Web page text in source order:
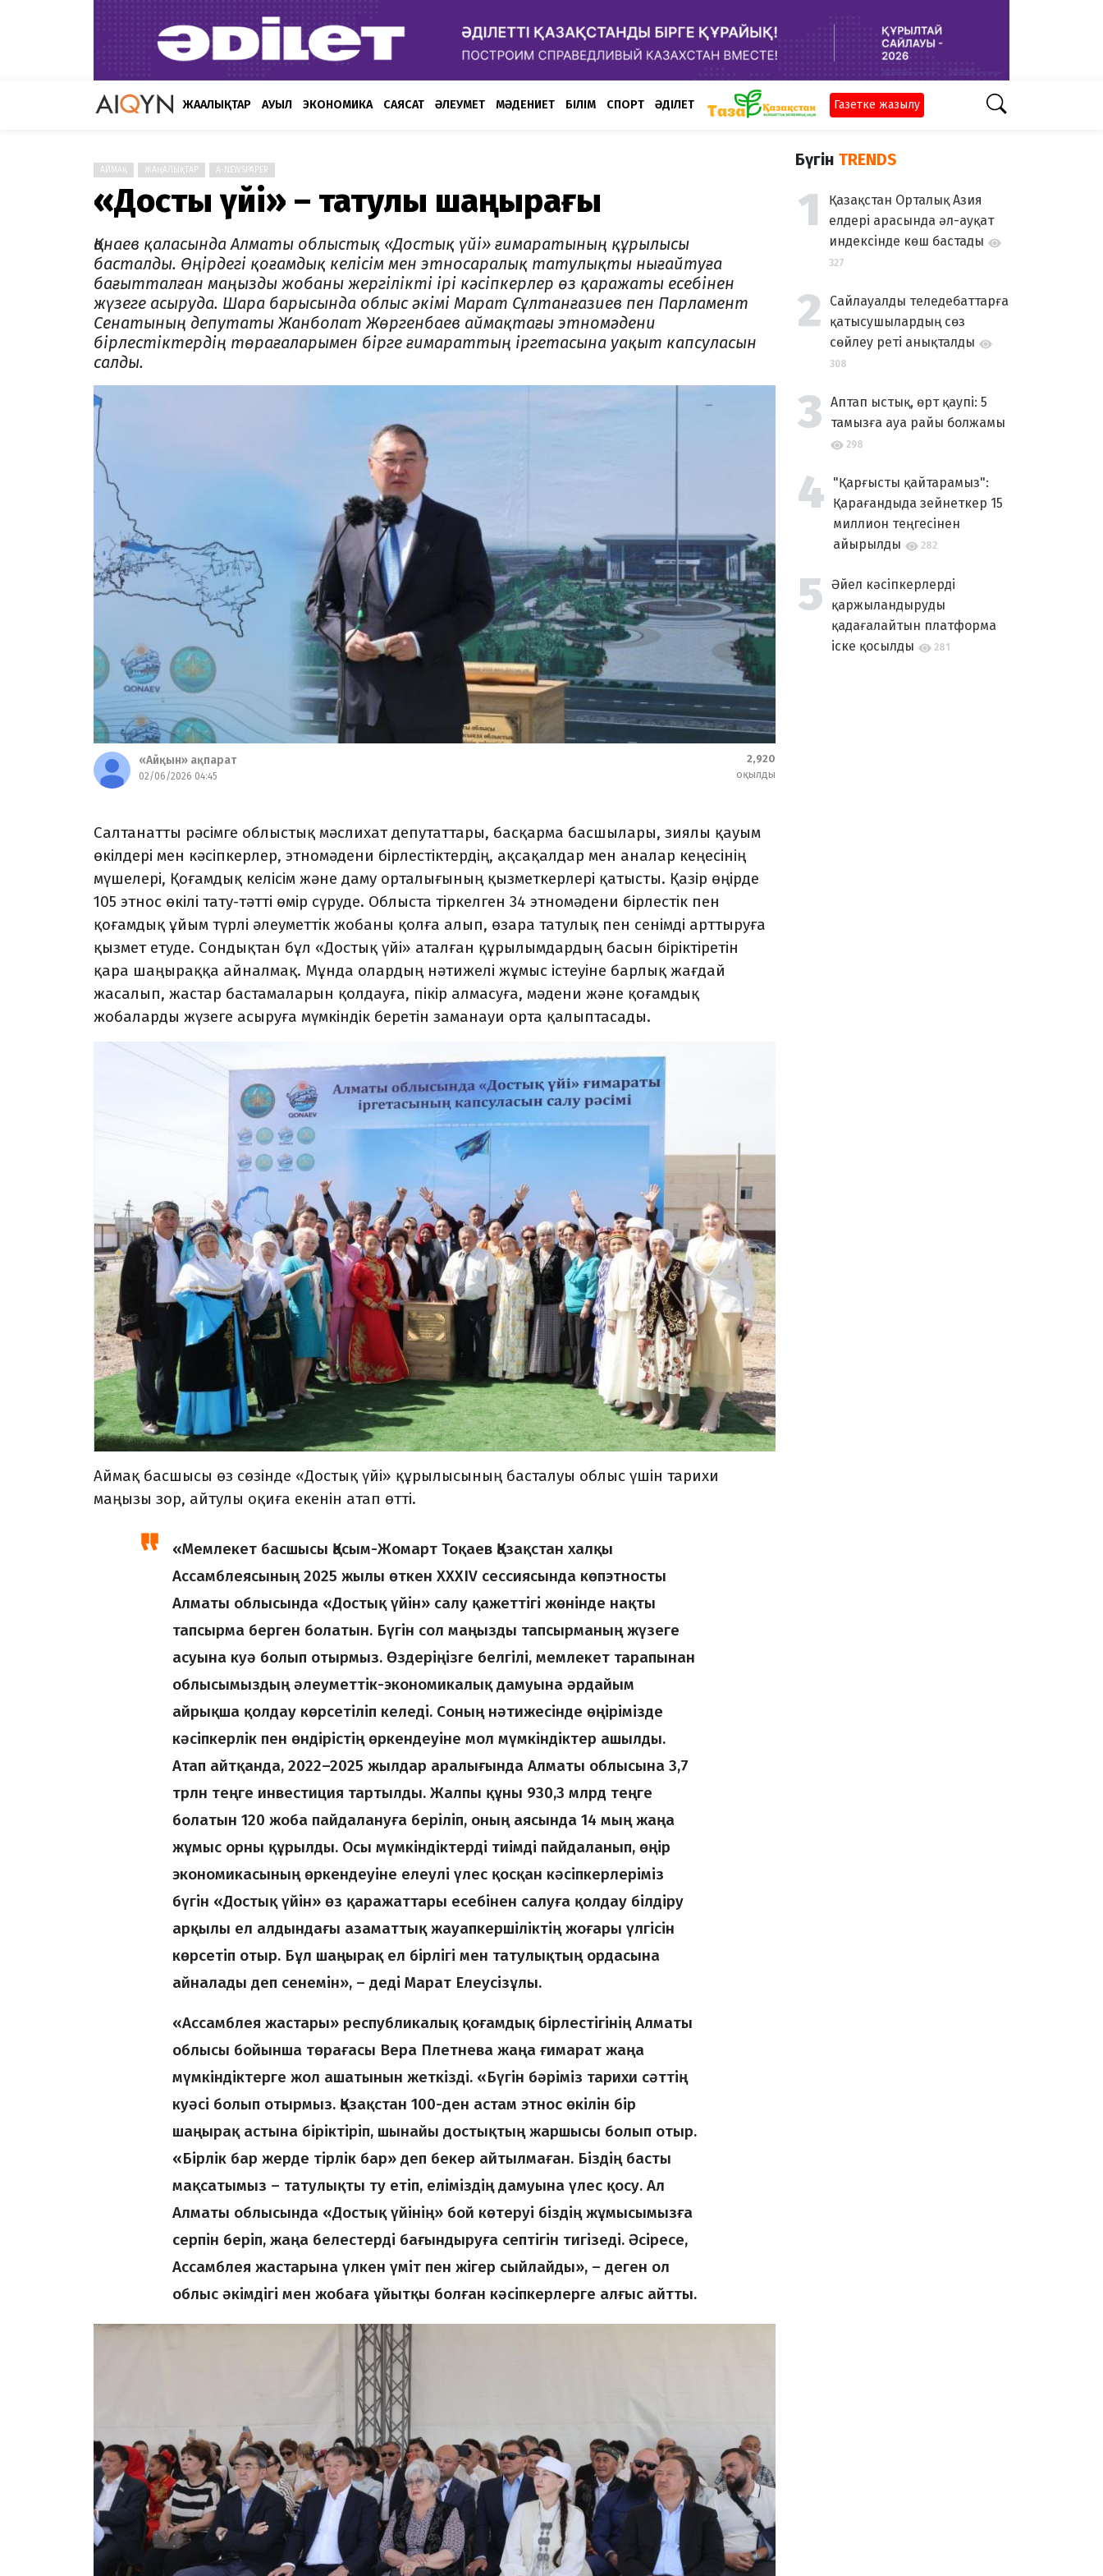
ЖАҢАЛЫҚТАР АУЫЛ ЭКОНОМИКА САЯСАТ ӘЛЕУМЕТ МӘДЕНИЕТ БІЛІМ СПОРТ ӘДІЛЕТ Газетке жазылу
АЙМАҚ ЖАҢАЛЫҚТАР A-NEWSPAPER
«Достық үйі» – татулық шаңырағы
Қонаев қаласында Алматы облыстық «Достық үйі» ғимаратының құрылысы
басталды. Өңірдегі қоғамдық келісім мен этносаралық татулықты нығайтуға
бағытталған маңызды жобаны жергілікті ірі кәсіпкерлер өз қаражаты есебінен
жүзеге асыруда. Шара барысында облыс әкімі Марат Сұлтанғазиев пен Парламент
Сенатының депутаты Жанболат Жөргенбаев аймақтағы этномәдени
бірлестіктердің төрағаларымен бірге ғимараттың іргетасына уақыт капсуласын
салды.
«Айқын» ақпарат
02/06/2026 04:45
2,920
оқылды
Салтанатты рәсімге облыстық мәслихат депутаттары, басқарма бас­шылары, зиялы қауым
өкілдері мен кәсіпкерлер, этномәдени бірлестіктердің, ақсақалдар мен аналар кеңесінің
мүшелері, Қоғамдық келісім және даму орталығының қызметкерлері қатысты. Қазір өңірде
105 этнос өкілі тату-тәтті өмір сүруде. Облыста тіркелген 34 этномәдени бірлестік пен
қоғамдық ұйым түрлі әлеуметтік жобаны қолға алып, өзара татулық пен сенімді арттыруға
қызмет етуде. Сондықтан бұл «Достық үйі» аталған құрылымдардың басын біріктіретін
қара шаңыраққа айналмақ. Мұнда олардың нәтижелі жұмыс істеуіне барлық жағдай
жасалып, жастар баста­маларын қолдауға, пікір алмасуға, мәд­ени және қоғамдық
жобаларды жүзеге асыруға мүмкіндік беретін зама­науи орта қалыптасады.
Аймақ басшысы өз сөзінде «Достық үйі» құрылысының басталуы облыс үшін тарихи
маңызы зор, айтулы оқиға екенін атап өтті.
«Мемлекет басшысы Қасым-Жомарт Тоқаев Қазақстан халқы
Ассамблеясының 2025 жылы өткен ХХХІV сессиясында көпэтносты
Алматы облысында «Достық үйін» салу қажеттігі жөнінде нақты
тапсырма берген болатын. Бүгін сол маңызды тапсырманың жүзеге
асуына куә болып отырмыз. Өздеріңізге белгілі, мемлекет тарапынан
облысымыздың әлеуметтік-экономикалық дамуына әрдайым
айрықша қолдау көрсетіліп келеді. Соның нәтижесінде өңірімізде
кәсіпкерлік пен өндірістің өркендеуіне мол мүмкіндіктер ашылды.
Атап айтқанда, 2022–2025 жылдар аралығында Алматы облысына 3,7
трлн теңге инвес­тиция тартылды. Жалпы құны 930,3 млрд теңге
болатын 120 жоба пайдалануға беріліп, оның аясында 14 мың жаңа
жұмыс орны құрылды. Осы мүмкін­діктерді тиімді пайдаланып, өңір
экономикасының өркендеуіне елеулі үлес қосқан кәсіпкерлеріміз
бүгін «Достық үйін» өз қаражаттары есебінен салуға қолдау білдіру
арқылы ел алдындағы азаматтық жауапкершіліктің жоғары үлгісін
көрсетіп отыр. Бұл шаңырақ ел бірлігі мен татулықтың ордасына
айналады деп сенемін», – деді Марат Елеусізұлы.
«Ассамблея жастары» республикалық қоғамдық бірлестігінің Алматы
облысы бойынша төрағасы Вера Плетнева жаңа ғимарат жаңа
мүмкіндіктерге жол ашатынын жеткізді. «Бүгін бәріміз тарихи сәттің
куәсі болып отырмыз. Қазақстан 100-ден астам этнос өкілін бір
шаңырақ астына біріктіріп, шынайы достықтың жаршысы болып отыр.
«Бірлік бар жерде тірлік бар» деп бекер айтылмаған. Біздің басты
мақсатымыз – татулықты ту етіп, еліміздің дамуына үлес қосу. Ал
Алматы облысында «Достық үйінің» бой көтеруі біздің жұмысымызға
серпін беріп, жаңа белестерді бағындыруға септігін тигізеді. Әсіресе,
Ассамблея жастарына үлкен үміт пен жігер сыйлайды», – деген ол
облыс әкімдігі мен жобаға ұйытқы болған кәсіпкерлерге алғыс айтты.
Бүгін TRENDS
Қазақстан Орталық Азия
елдері арасында әл-ауқат
индексінде көш бастады
327
Сайлауалды теледебаттарға
қатысушылардың сөз
сөйлеу реті анықталды
308
Аптап ыстық, өрт қаупі: 5
тамызға ауа райы болжамы
298
"Қарғысты қайтарамыз":
Қарағандыда зейнеткер 15
миллион теңгесінен
айырылды
282
Әйел кәсіпкерлерді
қаржыландыруды
қадағалайтын платформа
іске қосылды
281